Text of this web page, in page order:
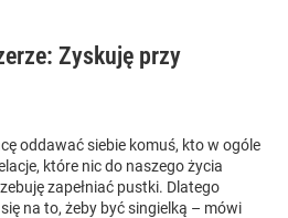
Zyskuję przy
oddawać siebie komuś, kto w ogóle
które nic do naszego życia
zapełniać pustki. Dlatego
na to, żeby być singielką – mówi